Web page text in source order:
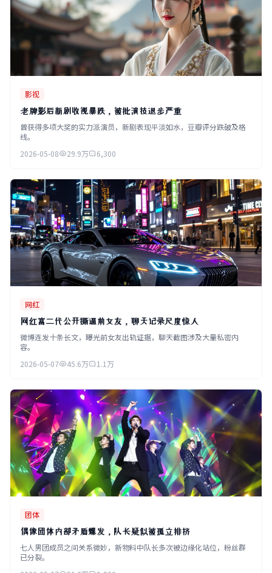
影视
老牌影后新剧收视暴跌，被批演技退步严重
曾获得多项大奖的实力派演员，新剧表现平淡如水，豆瓣评分跌破及格
线。
2026-05-08
29.9万 6,300
网红
网红富二代公开撕逼前女友，聊天记录尺度惊人
微博连发十条长文，曝光前女友出轨证据，聊天截图涉及大量私密内
容。
2026-05-07
45.6万 1.1万
团体
偶像团体内部矛盾爆发，队长疑似被孤立排挤
七人男团成员之间关系微妙，新物料中队长多次被边缘化站位，粉丝群
已分裂。